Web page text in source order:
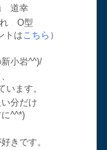
道幸
れ O型
トは こちら ）
小岩^^)/
います。
分だけ
^^*)
きです。